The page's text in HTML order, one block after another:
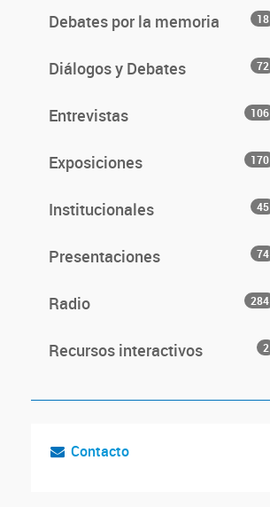
Debates por la memoria 18
Diálogos y Debates 72
Entrevistas 106
Exposiciones 170
Institucionales 45
Presentaciones 74
Radio 284
Recursos interactivos 2
Contacto